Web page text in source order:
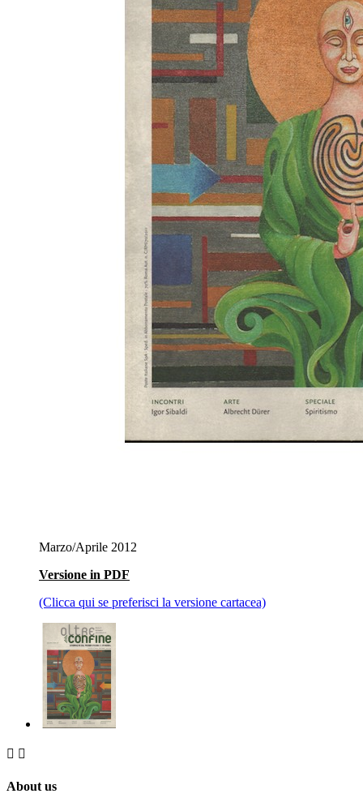
Marzo/Aprile 2012
Versione in PDF
(Clicca qui se preferisci la versione cartacea)
 
About us